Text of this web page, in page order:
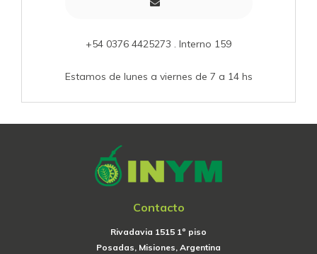
+54 0376 4425273 . Interno 159
Estamos de lunes a viernes de 7 a 14 hs
Contacto
Rivadavia 1515 1º piso
Posadas, Misiones, Argentina